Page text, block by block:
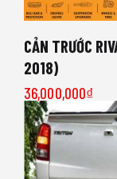
CẢN TRƯỚC
2018)
36,000,000₫